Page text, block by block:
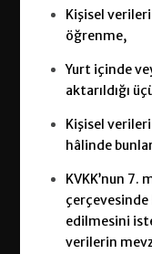
Kişisel
öğrenme,
Yurt içinde
aktarıldığı
Kişisel
hâlinde
KVKK’nun
edilmesini
verilerin